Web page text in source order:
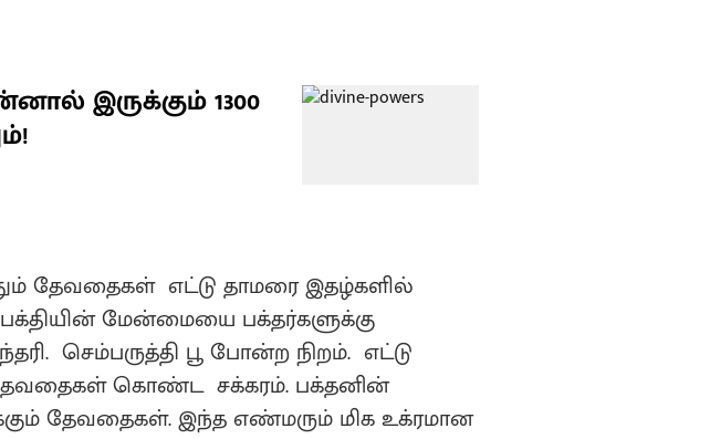
இருக்கும் 1300
தேவதைகள் எட்டு தாமரை இதழ்களில்
மேன்மையை பக்தர்களுக்கு
செம்பருத்தி பூ போன்ற நிறம். எட்டு
கொண்ட சக்கரம். பக்தனின்
தேவதைகள். இந்த எண்மரும் மிக உக்ரமான